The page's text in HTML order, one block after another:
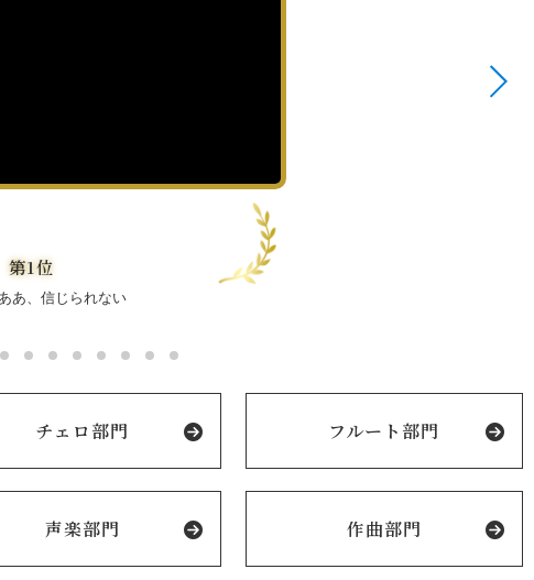
1位
あ、信じられない
チェロ部門 フルート部門
声楽部門 作曲部門